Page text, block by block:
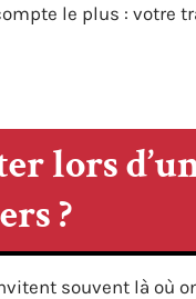
le plus : votre
lors
?
souvent là où